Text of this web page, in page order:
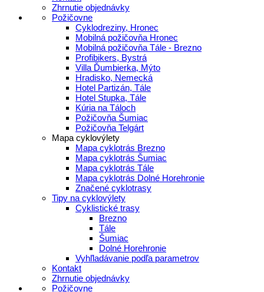
Zhrnutie objednávky
Požičovne
Cyklodreziny, Hronec
Mobilná požičovňa Hronec
Mobilná požičovňa Tále - Brezno
Profibikers, Bystrá
Villa Ďumbierka, Mýto
Hradisko, Nemecká
Hotel Partizán, Tále
Hotel Stupka, Tále
Kúria na Táloch
Požičovňa Šumiac
Požičovňa Telgárt
Mapa cyklovýlety
Mapa cyklotrás Brezno
Mapa cyklotrás Šumiac
Mapa cyklotrás Tále
Mapa cyklotrás Dolné Horehronie
Značené cyklotrasy
Tipy na cyklovýlety
Cyklistické trasy
Brezno
Tále
Šumiac
Dolné Horehronie
Vyhľladávanie podľa parametrov
Kontakt
Zhrnutie objednávky
Požičovne